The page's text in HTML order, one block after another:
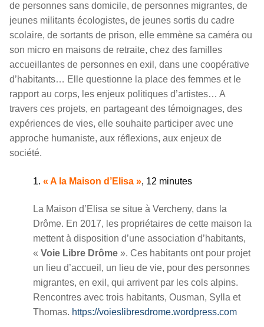
de personnes sans domicile, de personnes migrantes, de
jeunes militants écologistes, de jeunes sortis du cadre
scolaire, de sortants de prison, elle emmène sa caméra ou
son micro en maisons de retraite, chez des familles
accueillantes de personnes en exil, dans une coopérative
d’habitants… Elle questionne la place des femmes et le
rapport au corps, les enjeux politiques d’artistes… A
travers ces projets, en partageant des témoignages, des
expériences de vies, elle souhaite participer avec une
approche humaniste, aux réflexions, aux enjeux de
société.
1. « A la Maison d’Elisa », 12 minutes
La Maison d’Elisa se situe à Vercheny, dans la
Drôme. En 2017, les propriétaires de cette maison la
mettent à disposition d’une association d’habitants,
« Voie Libre Drôme ». Ces habitants ont pour projet
un lieu d’accueil, un lieu de vie, pour des personnes
migrantes, en exil, qui arrivent par les cols alpins.
Rencontres avec trois habitants, Ousman, Sylla et
Thomas. https://voieslibresdrome.wordpress.com